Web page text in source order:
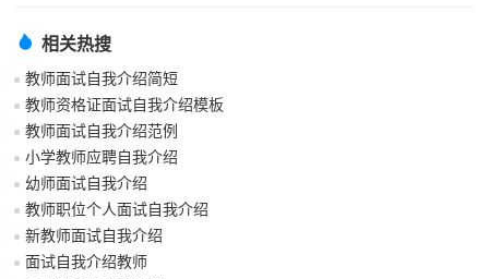
相关热搜
教师面试自我介绍简短
教师资格证面试自我介绍模板
教师面试自我介绍范例
小学教师应聘自我介绍
幼师面试自我介绍
教师职位个人面试自我介绍
新教师面试自我介绍
面试自我介绍教师